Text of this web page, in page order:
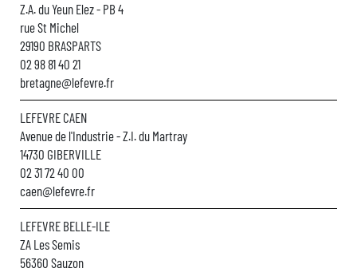
Z.A. du Yeun Elez - PB 4
rue St Michel
29190 BRASPARTS
02 98 81 40 21
bretagne@lefevre.fr
LEFEVRE CAEN
Avenue de l'Industrie - Z.I. du Martray
14730 GIBERVILLE
02 31 72 40 00
caen@lefevre.fr
LEFEVRE BELLE-ILE
ZA Les Semis
56360 Sauzon